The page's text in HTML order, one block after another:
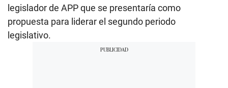
legislador de APP que se presentaría como
propuesta para liderar el segundo periodo
legislativo.